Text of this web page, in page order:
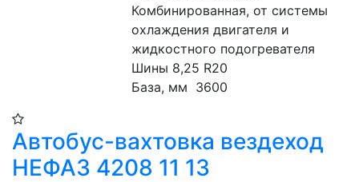
Комбинированная, от системы
охлаждения двигателя и
жидкостного подогревателя
Шины 8,25 R20
База, мм  3600
Автобус-вахтовка вездеход
НЕФАЗ 4208 11 13